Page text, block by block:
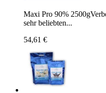
Maxi Pro 90%
sehr beliebten...
54,61 €